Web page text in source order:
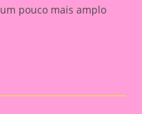
pouco mais amplo